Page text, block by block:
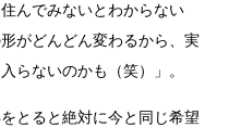
んでみないとわからない
がどんどん変わるから、実
らないのかも（笑）」。
とると絶対に今と同じ希望